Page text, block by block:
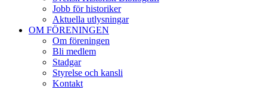
Jobb för historiker
Aktuella utlysningar
OM FÖRENINGEN
Om föreningen
Bli medlem
Stadgar
Styrelse och kansli
Kontakt